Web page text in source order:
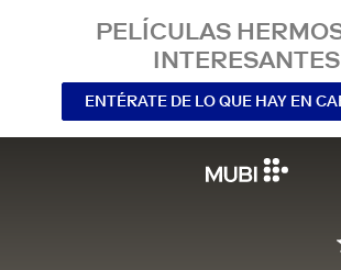
PELÍCULAS
INTERESANTES
ENTÉRATE DE LO QUE HAY EN